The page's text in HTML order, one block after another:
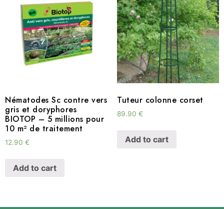
Nématodes Sc contre vers
gris et doryphores
BIOTOP – 5 millions pour
10 m² de traitement
12.90 €
Add to cart
Tuteur colonne corset
89.90 €
Add to cart